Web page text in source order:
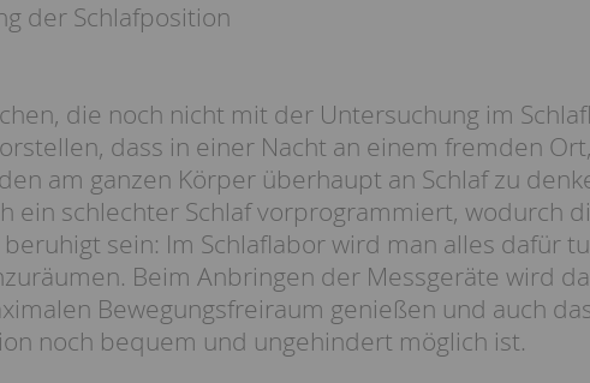
der Schlafposition
die noch nicht mit der Untersuchung im
dass in einer Nacht an einem fremden
am ganzen Körper überhaupt an Schlaf zu
ein schlechter Schlaf vorprogrammiert, wodurch
beruhigt sein: Im Schlaflabor wird man alles dafür
Beim Anbringen der Messgeräte wird
Bewegungsfreiraum genießen und auch
noch bequem und ungehindert möglich ist.